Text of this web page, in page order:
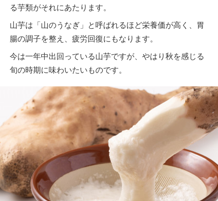
る芋類がそれにあたります。
山芋は「山のうなぎ」と呼ばれるほど栄養価が高く、胃
腸の調子を整え、疲労回復にもなります。
今は一年中出回っている山芋ですが、やはり秋を感じる
旬の時期に味わいたいものです。